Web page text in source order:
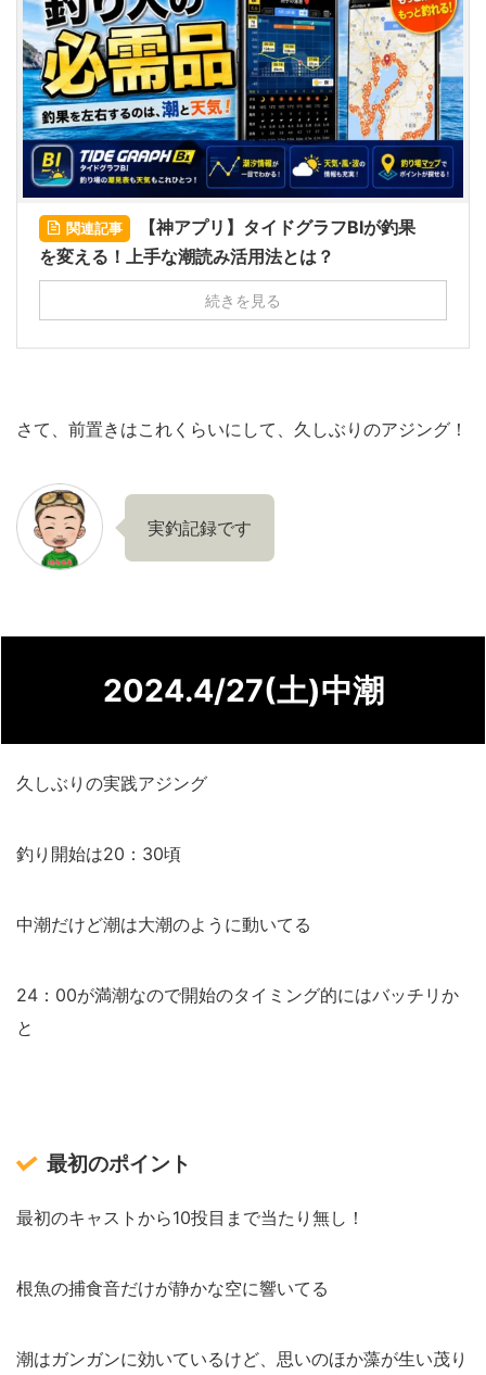
関連記事
【神アプリ】タイドグラフBIが釣果
を変える！上手な潮読み活用法とは？
続きを見る
さて、前置きはこれくらいにして、久しぶりのアジング！
実釣記録です
2024.4/27(土)中潮
久しぶりの実践アジング
釣り開始は20：30頃
中潮だけど潮は大潮のように動いてる
24：00が満潮なので開始のタイミング的にはバッチリか
と
最初のポイント
最初のキャストから10投目まで当たり無し！
根魚の捕食音だけが静かな空に響いてる
潮はガンガンに効いているけど、思いのほか藻が生い茂り